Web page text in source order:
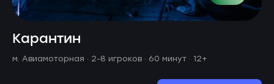
Карантин
м. Авиамоторная · 2-8 игроков · 60 минут · 12+